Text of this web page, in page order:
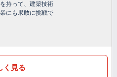
持って、建築技術
にも果敢に挑戦で
く見る